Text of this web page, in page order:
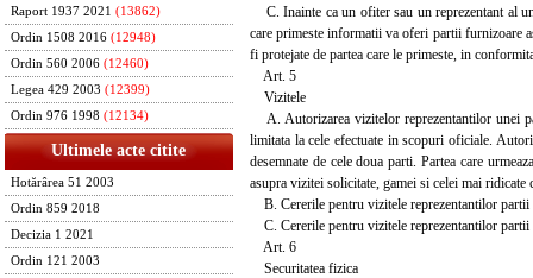
Raport 1937 2021 (13862)
Ordin 1508 2016 (12948)
Ordin 560 2006 (12460)
Legea 429 2003 (12399)
Ordin 976 1998 (12134)
Ultimele acte citite
Hotărârea 51 2003
Ordin 859 2018
Decizia 1 2021
Ordin 121 2003
C. Inainte ca un ofiter sau un reprezentant al
care primeste informatii va oferi partii furnizoare
fi protejate de partea care le primeste, in
Art. 5
Vizitele
A. Autorizarea vizitelor reprezentantilor unei
limitata la cele efectuate in scopuri oficiale.
desemnate de cele doua parti. Partea care
asupra vizitei solicitate, gamei si celei mai
B. Cererile pentru vizitele reprezentantilor
C. Cererile pentru vizitele reprezentantilor
Art. 6
Securitatea fizica